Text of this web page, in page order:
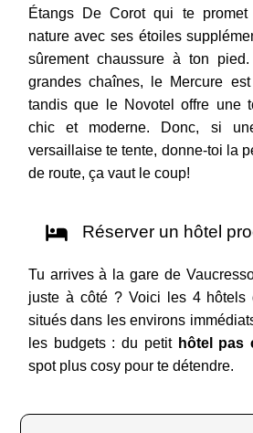
Étangs De Corot qui te
nature avec ses étoiles
sûrement chaussure à ton
grandes chaînes, le Mercure
tandis que le Novotel offre une
chic et moderne. Donc, si
versaillaise te tente, donne-toi la
de route, ça vaut le coup!
Réserver un hôtel
Tu arrives à la gare de
juste à côté ? Voici les 4 hôtels
situés dans les environs
les budgets : du petit hôtel pas
spot plus cosy pour te détendre.